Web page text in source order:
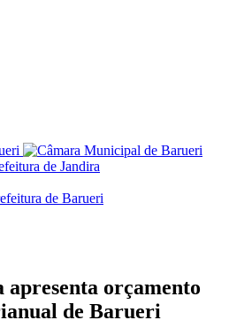
orçamento
de Barueri